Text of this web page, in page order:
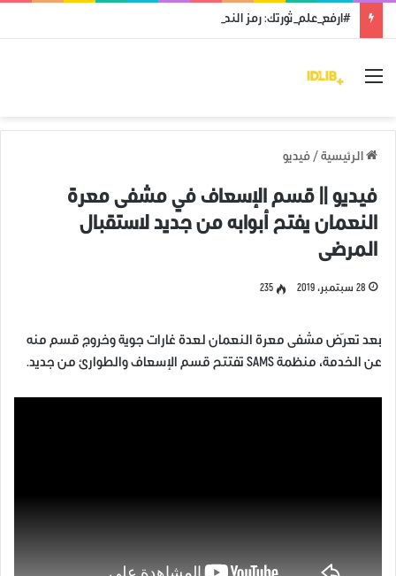
#ارفع_علم_ثورتك: رمز النضال ووحدة الهدف
القائمة
الرئيسية / فيديو
فيديو || قسم الإسعاف في مشفى معرة
النعمان يفتح أبوابه من جديد لاستقبال
المرضى
28 سبتمبر، 2019 235
بعد تعرّض مشفى معرة النعمان لعدة غارات جوية وخروج قسم منه
عن الخدمة، منظمة SAMS تفتتح قسم الإسعاف والطوارئ من جديد.